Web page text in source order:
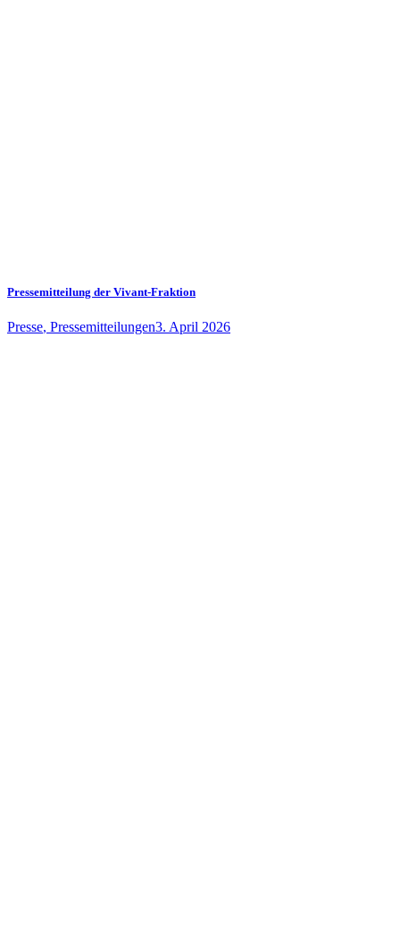
Pressemitteilung der Vivant-Fraktion
Presse, Pressemitteilungen3. April 2026